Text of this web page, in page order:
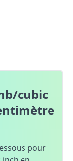
cubic
pour